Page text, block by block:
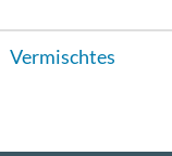
Vermischtes